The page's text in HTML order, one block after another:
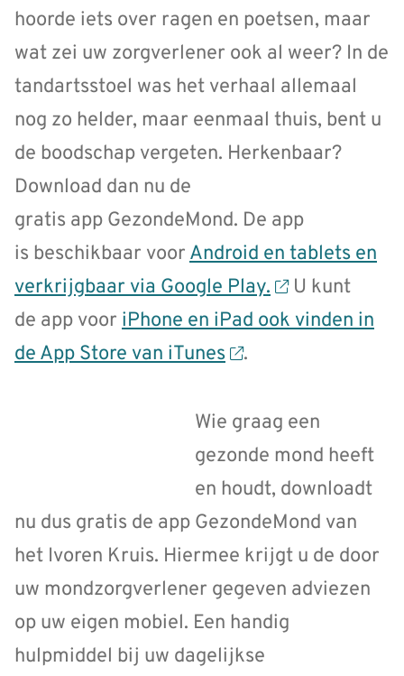
hoorde iets over ragen en poetsen, maar
wat zei uw zorgverlener ook al weer? In de
tandartsstoel was het verhaal allemaal
nog zo helder, maar eenmaal thuis, bent u
de boodschap vergeten. Herkenbaar?
Download dan nu de
gratis app GezondeMond. De app
is beschikbaar voor Android en tablets en
verkrijgbaar via Google Play.
U kunt
de app voor iPhone en iPad ook vinden in
de App Store van iTunes
.
Wie graag een
gezonde mond heeft
en houdt, downloadt
nu dus gratis de app GezondeMond van
het Ivoren Kruis. Hiermee krijgt u de door
uw mondzorgverlener gegeven adviezen
op uw eigen mobiel. Een handig
hulpmiddel bij uw dagelijkse